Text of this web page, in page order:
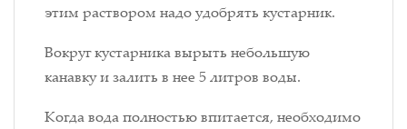
этим раствором надо удобрять кустарник.
Вокруг кустарника вырыть небольшую
канавку и залить в нее 5 литров воды.
Когда вода полностью впитается, необходимо